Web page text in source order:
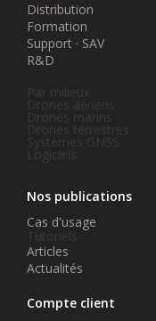
Distribution
Formation
Support · SAV
R&D
Drones aériens
Drones marins
Drones terrestres
Systèmes GNSS
Logiciels
Nos publications
Cas d'usage
Tutoriels
Articles
Actualités
Compte client